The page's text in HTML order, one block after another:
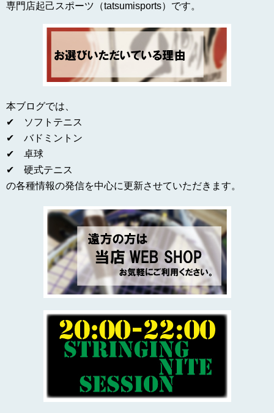
専門店起己スポーツ（tatsumisports）です。
本ブログでは、
✔ ソフトテニス
✔ バドミントン
✔ 卓球
✔ 硬式テニス
の各種情報の発信を中心に更新させていただきます。